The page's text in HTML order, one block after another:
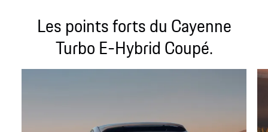
Les points forts du Cayenne
Turbo E-Hybrid Coupé.